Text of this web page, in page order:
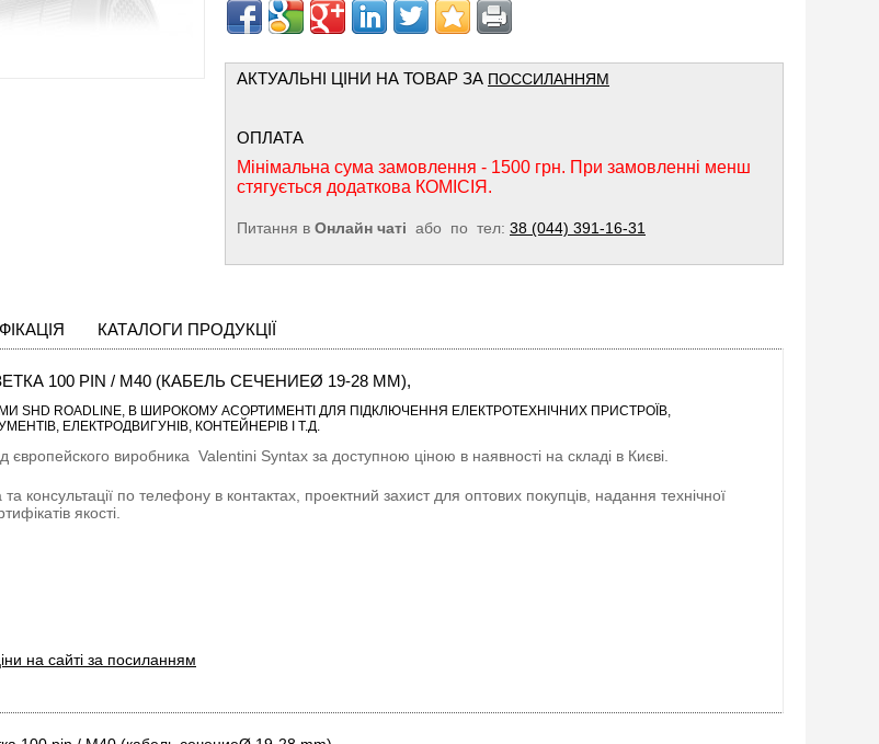
АКТУАЛЬНІ ЦІНИ НА ТОВАР ЗА ПОССИЛАННЯМ
ОПЛАТА
Мінімальна сума замовлення - 1500 грн. При замовленні менш
стягується додаткова КОМІСІЯ.
Питання в Онлайн чаті або по тел: 38 (044) 391-16-31
КАТАЛОГИ ПРОДУКЦІЇ
100 PIN / M40 (КАБЕЛЬ СЕЧЕНИЕØ 19-28 MM),
SHD ROADLINE, В ШИРОКОМУ АСОРТИМЕНТІ ДЛЯ ПІДКЛЮЧЕННЯ ЕЛЕКТРОТЕХНІЧНИХ ПРИСТРОЇВ,
ЕЛЕКТРОДВИГУНІВ, КОНТЕЙНЕРІВ І Т.Д.
європейского виробника Valentini Syntax за доступною ціною в наявності на складі в Києві.
та консультації по телефону в контактах, проектний захист для оптових покупців, надання технічної
якості.
на сайті за посиланням